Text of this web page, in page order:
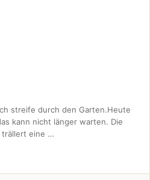
streife durch den Garten.Heute
kann nicht länger warten. Die
trällert eine …